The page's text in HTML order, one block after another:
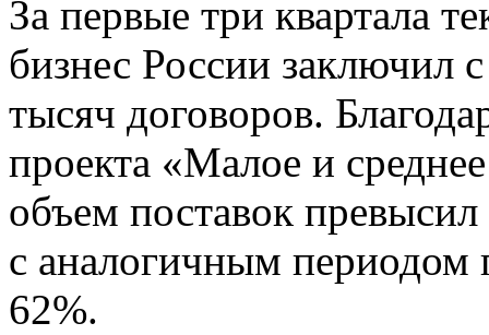
За первые три квартала
бизнес России заключил
тысяч договоров.
проекта «Малое и
объем поставок
с аналогичным периодом
62%.